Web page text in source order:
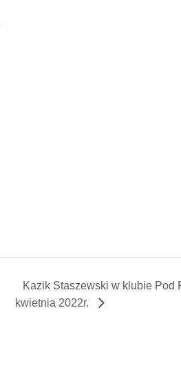
Kazik Staszewski w klubie Pod
kwietnia 2022r.